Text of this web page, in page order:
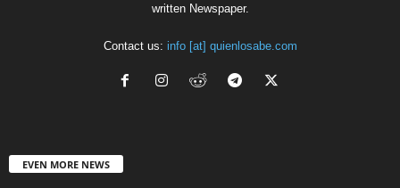
written Newspaper.
Contact us: info [at] quienlosabe.com
EVEN MORE NEWS